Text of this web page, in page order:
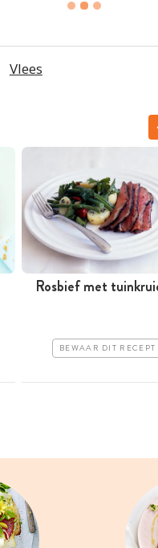
Vlees
Rosbief met
BEWAAR DIT RECEPT